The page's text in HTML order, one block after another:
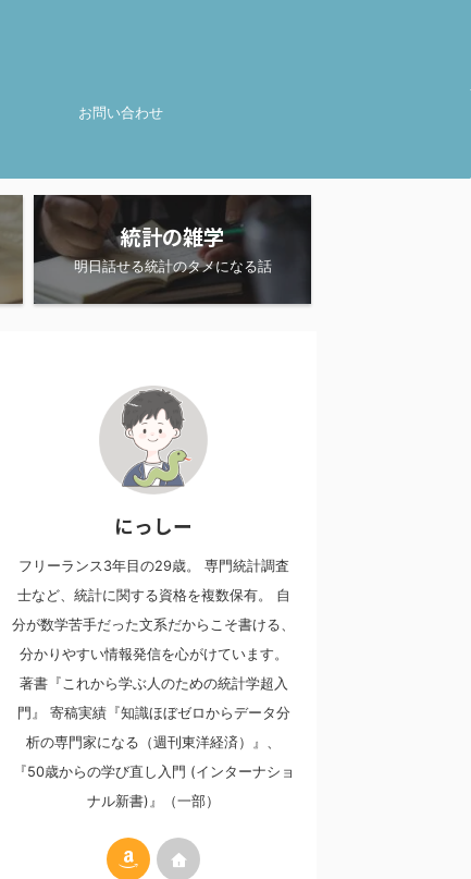
お問い合わせ
統計の雑学
明日話せる統計のタメになる話
にっしー
フリーランス3年目の29歳。 専門統計調査
士など、統計に関する資格を複数保有。 自
分が数学苦手だった文系だからこそ書ける、
分かりやすい情報発信を心がけています。
著書『これから学ぶ人のための統計学超入
門』 寄稿実績『知識ほぼゼロからデータ分
析の専門家になる（週刊東洋経済）』、
『50歳からの学び直し入門 (インターナショ
ナル新書)』（一部）